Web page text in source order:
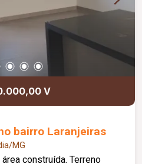
V
bairro Laranjeiras
MG
construída. Terreno